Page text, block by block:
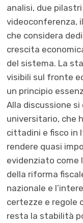
analisi, due
videoconferenza,
che considera
crescita
del sistema. La
visibili sul fronte
un principio
Alla discussione
universitario, che
cittadini e fisco in
rendere quasi
evidenziato come
della riforma
nazionale e
certezze e regole
resta la stabilità